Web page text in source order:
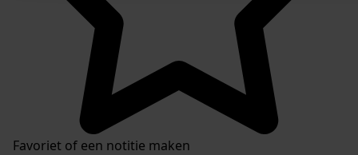
Favoriet of een notitie maken